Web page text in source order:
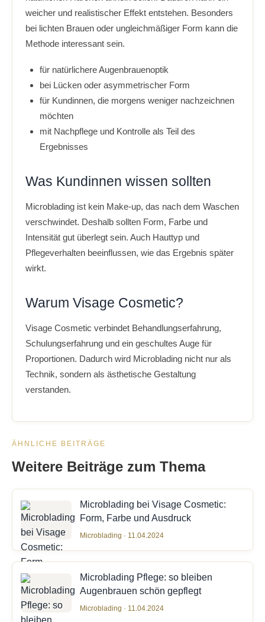
weicher und realistischer Effekt entstehen. Besonders
bei lichten Brauen oder ungleichmäßiger Form kann die
Methode interessant sein.
für natürlichere Augenbrauenoptik
bei Lücken oder asymmetrischer Form
für Kundinnen, die morgens weniger nachzeichnen
möchten
mit Nachpflege und Kontrolle als Teil des
Ergebnisses
Was Kundinnen wissen sollten
Microblading ist kein Make-up, das nach dem Waschen
verschwindet. Deshalb sollten Form, Farbe und
Intensität gut überlegt sein. Auch Hauttyp und
Pflegeverhalten beeinflussen, wie das Ergebnis später
wirkt.
Warum Visage Cosmetic?
Visage Cosmetic verbindet Behandlungserfahrung,
Schulungserfahrung und ein geschultes Auge für
Proportionen. Dadurch wird Microblading nicht nur als
Technik, sondern als ästhetische Gestaltung
verstanden.
ÄHNLICHE BEITRÄGE
Weitere Beiträge zum Thema
Microblading bei Visage Cosmetic:
Form, Farbe und Ausdruck
Microblading · 11.04.2024
Microblading Pflege: so bleiben
Augenbrauen schön gepflegt
Microblading · 11.04.2024